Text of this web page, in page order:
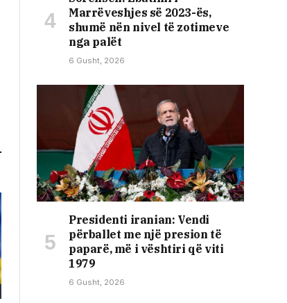
Marrëveshjes së 2023-ës,
shumë nën nivel të zotimeve
nga palët
6 Gusht, 2026
Presidenti iranian: Vendi
përballet me një presion të
paparë, më i vështiri që viti
1979
6 Gusht, 2026